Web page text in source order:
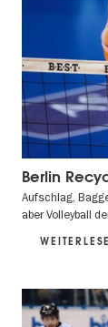
Berlin
Aufschlag,
aber Volleyball